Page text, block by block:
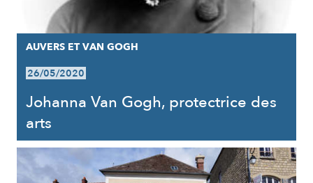
AUVERS ET VAN GOGH
26/05/2020
Johanna Van Gogh, protectrice des
arts